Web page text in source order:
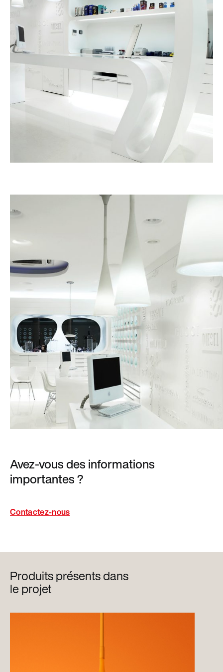
Avez-vous des informations
importantes ?
Contactez-nous
Produits présents dans
le projet